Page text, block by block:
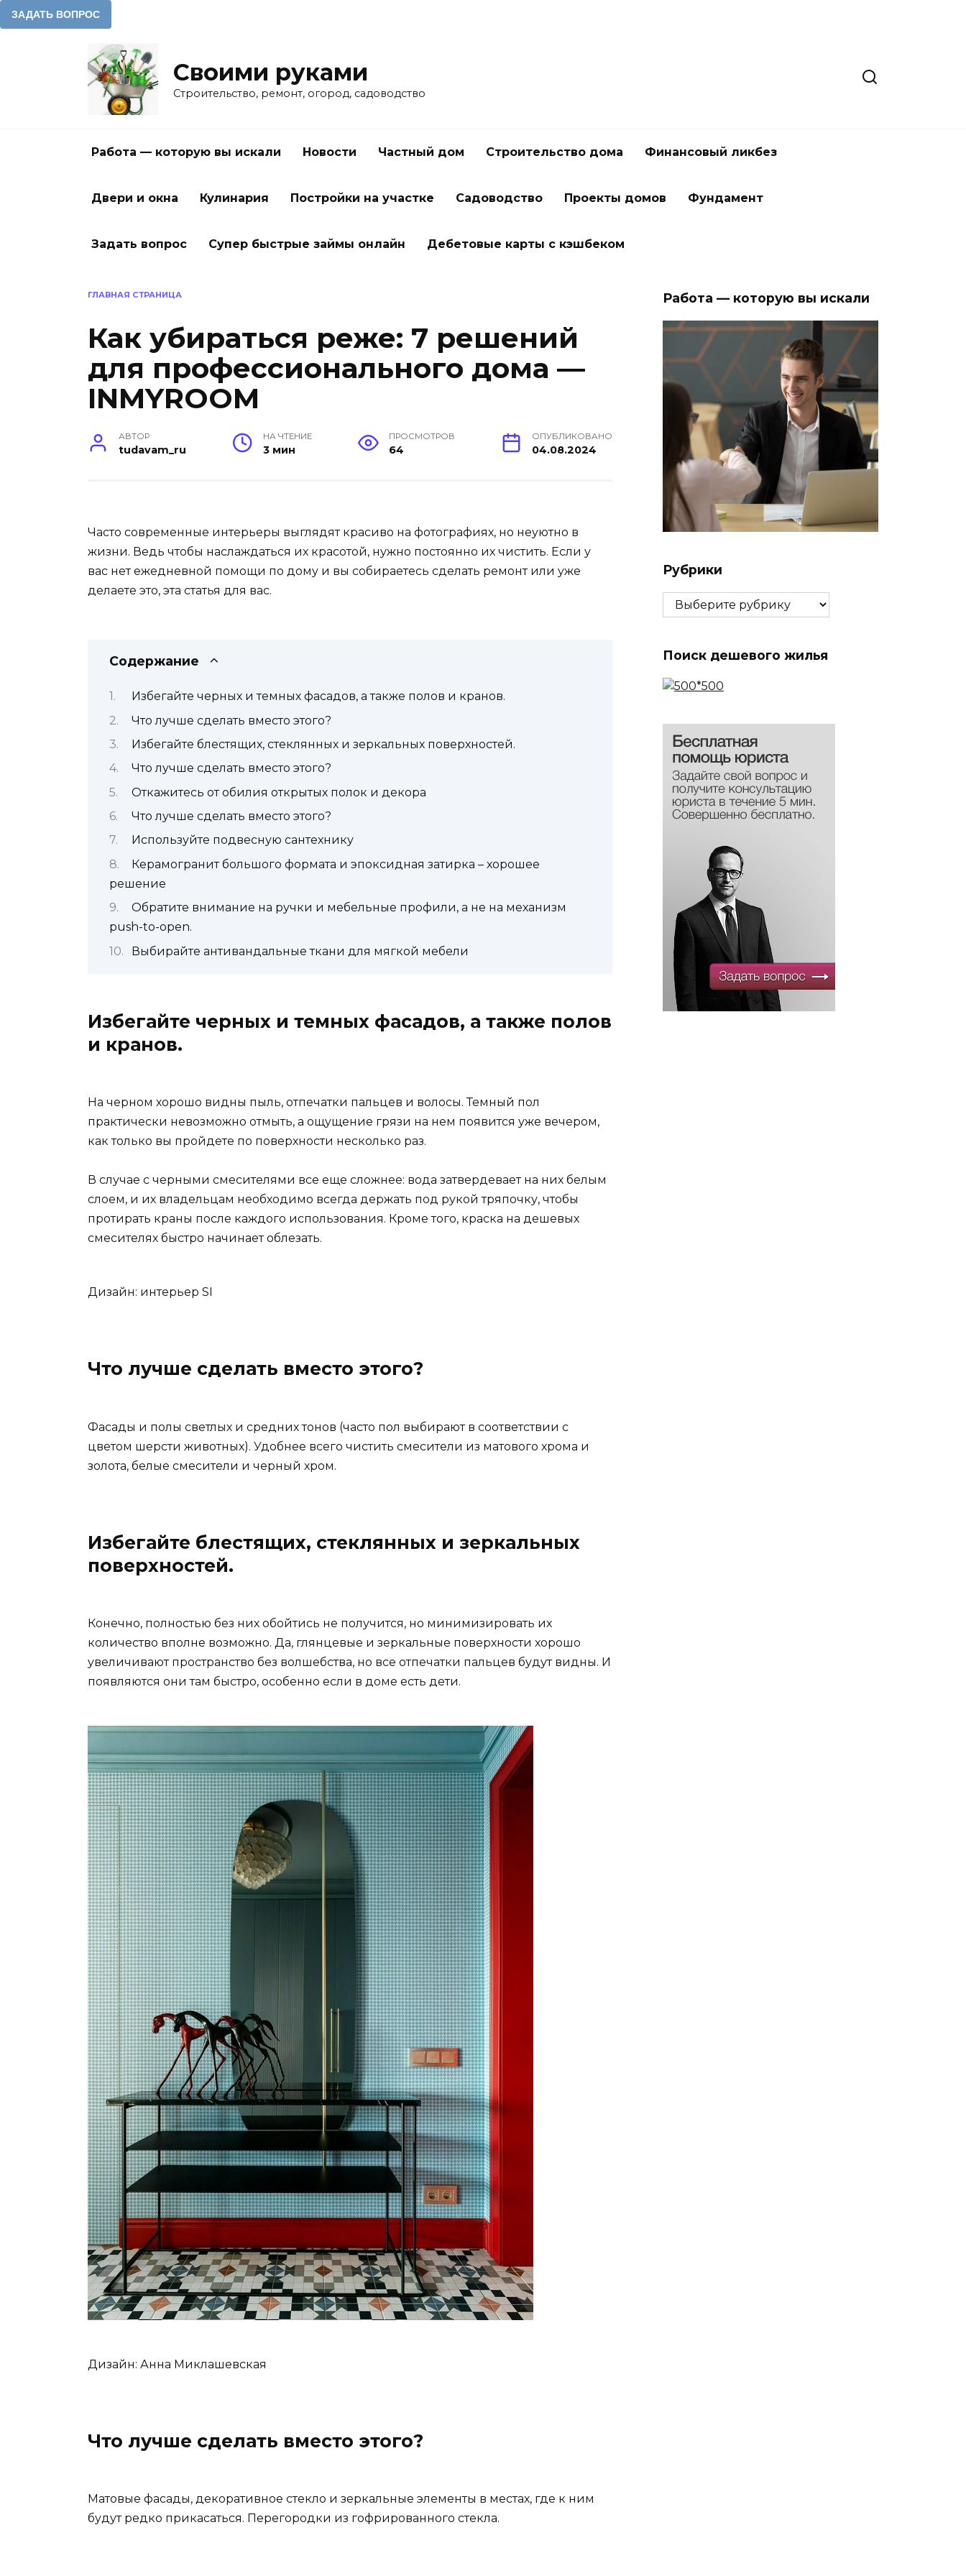
Своими руками
Строительство, ремонт, огород, садоводство
Работа — которую вы искали Новости Частный дом Строительство дома Финансовый ликбез
Двери и окна Кулинария Постройки на участке Садоводство Проекты домов Фундамент
Задать вопрос Супер быстрые займы онлайн Дебетовые карты с кэшбеком
ГЛАВНАЯ СТРАНИЦА
Как убираться реже: 7 решений
для профессионального дома —
INMYROOM
АВТОР
tudavam_ru
НА ЧТЕНИЕ
3 мин
ПРОСМОТРОВ
64
ОПУБЛИКОВАНО
04.08.2024
Часто современные интерьеры выглядят красиво на фотографиях, но неуютно в
жизни. Ведь чтобы наслаждаться их красотой, нужно постоянно их чистить. Если у
вас нет ежедневной помощи по дому и вы собираетесь сделать ремонт или уже
делаете это, эта статья для вас.
Содержание
Избегайте черных и темных фасадов, а также полов и кранов.
Что лучше сделать вместо этого?
Избегайте блестящих, стеклянных и зеркальных поверхностей.
Что лучше сделать вместо этого?
Откажитесь от обилия открытых полок и декора
Что лучше сделать вместо этого?
Используйте подвесную сантехнику
Керамогранит большого формата и эпоксидная затирка – хорошее
решение
Обратите внимание на ручки и мебельные профили, а не на механизм
push-to-open.
Выбирайте антивандальные ткани для мягкой мебели
Избегайте черных и темных фасадов, а также полов
и кранов.
На черном хорошо видны пыль, отпечатки пальцев и волосы. Темный пол
практически невозможно отмыть, а ощущение грязи на нем появится уже вечером,
как только вы пройдете по поверхности несколько раз.
В случае с черными смесителями все еще сложнее: вода затвердевает на них белым
слоем, и их владельцам необходимо всегда держать под рукой тряпочку, чтобы
протирать краны после каждого использования. Кроме того, краска на дешевых
смесителях быстро начинает облезать.
Дизайн: интерьер SI
Что лучше сделать вместо этого?
Фасады и полы светлых и средних тонов (часто пол выбирают в соответствии с
цветом шерсти животных). Удобнее всего чистить смесители из матового хрома и
золота, белые смесители и черный хром.
Избегайте блестящих, стеклянных и зеркальных
поверхностей.
Конечно, полностью без них обойтись не получится, но минимизировать их
количество вполне возможно. Да, глянцевые и зеркальные поверхности хорошо
увеличивают пространство без волшебства, но все отпечатки пальцев будут видны. И
появляются они там быстро, особенно если в доме есть дети.
Дизайн: Анна Миклашевская
Что лучше сделать вместо этого?
Матовые фасады, декоративное стекло и зеркальные элементы в местах, где к ним
будут редко прикасаться. Перегородки из гофрированного стекла.
Работа — которую вы искали
Рубрики
Рубрики
Поиск дешевого жилья